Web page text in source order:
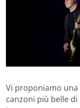
Vi proponiamo
canzoni più belle